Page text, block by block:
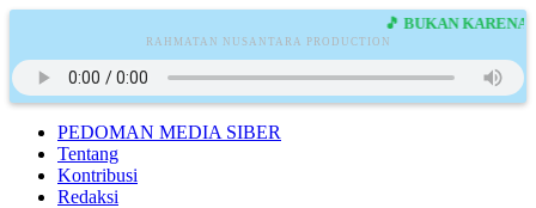
🎵 BUKAN KARENA
RAHMATAN NUSANTARA PRODUCTION
PEDOMAN MEDIA SIBER
Tentang
Kontribusi
Redaksi